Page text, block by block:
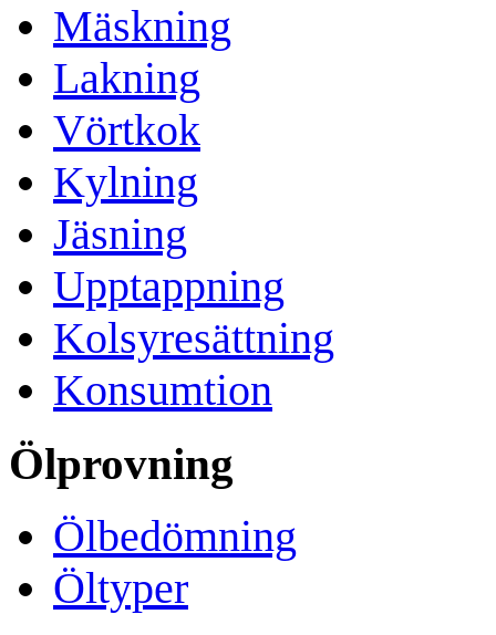
Mäskning
Lakning
Vörtkok
Kylning
Jäsning
Upptappning
Kolsyresättning
Konsumtion
Ölprovning
Ölbedömning
Öltyper